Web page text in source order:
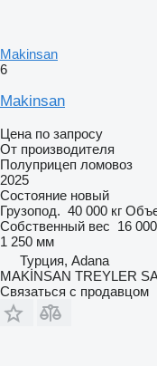
Makinsan
6
Makinsan
Цена по запросу
От производителя
Полуприцеп ломовоз
2025
Состояние новый
Грузопод. 40 000 кг
Собственный вес 16
1 250 мм
Турция, Adana
MAKİNSAN TREYLER
Связаться с продавцом